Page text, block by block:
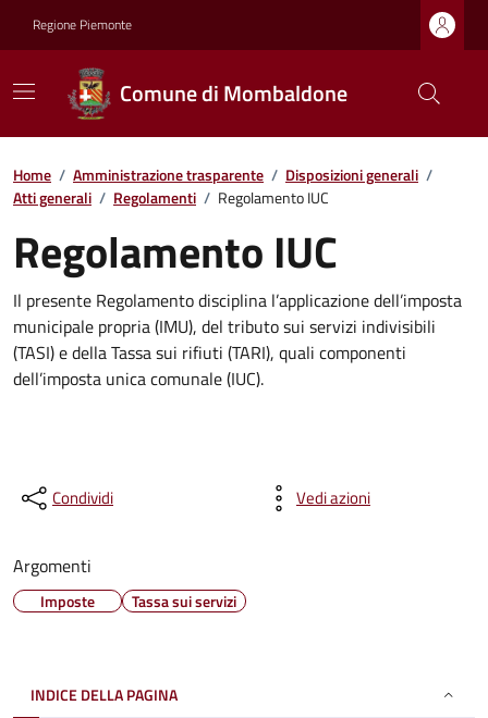
Regione Piemonte
Comune di Mombaldone
Home / Amministrazione trasparente / Disposizioni generali /
Atti generali / Regolamenti / Regolamento IUC
Regolamento IUC
Il presente Regolamento disciplina l’applicazione dell’imposta
municipale propria (IMU), del tributo sui servizi indivisibili
(TASI) e della Tassa sui rifiuti (TARI), quali componenti
dell’imposta unica comunale (IUC).
Condividi Vedi azioni
Argomenti
Imposte Tassa sui servizi
INDICE DELLA PAGINA